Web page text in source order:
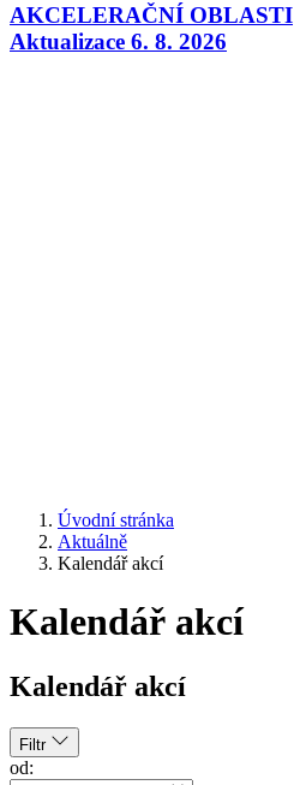
AKCELERAČNÍ OBLASTI
Aktualizace 6. 8. 2026
Úvodní stránka
Aktuálně
Kalendář akcí
Kalendář akcí
Kalendář akcí
Filtr
od: